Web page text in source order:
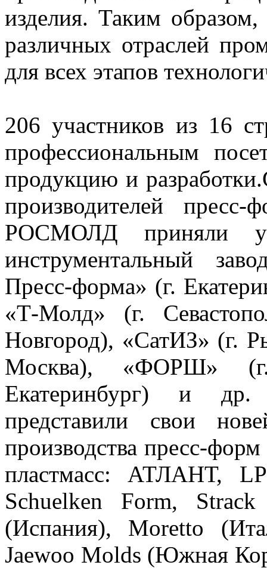
изделия. Таким образом,
различных отраслей
для всех этапов
206 участников из 16
профессиональным
продукцию и
производителей
РОСМОЛД приняли
инструментальный
Пресс-форма» (г.
«Т-Молд» (г.
Новгород), «СатИЗ» (г.
Москва), «ФОРШ»
Екатеринбург) и др.
представили свои
производства пресс-
пластмасс: АТЛАНТ,
Schuelken Form,
(Испания), Moretto
Jaewoo Molds (Южная